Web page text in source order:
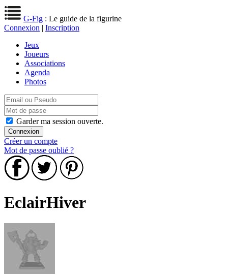
G-Fig : Le guide de la figurine
Connexion | Inscription
Jeux
Joueurs
Associations
Agenda
Photos
Garder ma session ouverte.
Créer un compte
Mot de passe oublié ?
EclairHiver